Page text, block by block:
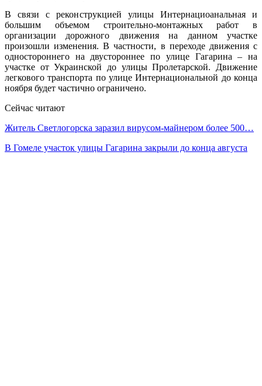
В связи с реконструкцией улицы Интернациоанальная и
большим объемом строительно-монтажных работ в
организации дорожного движения на данном участке
произошли изменения. В частности, в переходе движения с
одностороннего на двустороннее по улице Гагарина – на
участке от Украинской до улицы Пролетарской. Движение
легкового транспорта по улице Интернациональной до конца
ноября будет частично ограничено.
Сейчас читают
Житель Светлогорска заразил вирусом-майнером более 500…
В Гомеле участок улицы Гагарина закрыли до конца августа